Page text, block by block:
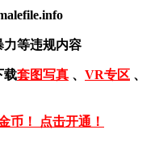
力等违规内容
载套图写真 、 VR专区 、
币！ 点击开通！